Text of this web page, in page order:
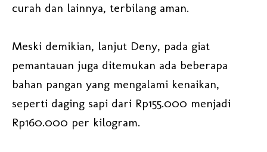
curah dan lainnya, terbilang aman.
Meski demikian, lanjut Deny, pada giat
pemantauan juga ditemukan ada beberapa
bahan pangan yang mengalami kenaikan,
seperti daging sapi dari Rp155.000 menjadi
Rp160.000 per kilogram.